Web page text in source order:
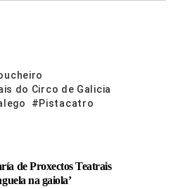
do Circo de Galicia
Pistacatro
de Proxectos Teatrais
na gaiola’